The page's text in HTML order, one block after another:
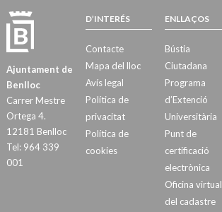
Ajuntament de
Benlloc
Carrer Mestre
Ortega 4.
12181 Benlloc
Tel: 964 339
001
D’INTERÉS
Contacte
Mapa del lloc
Avís legal
Política de
privacitat
Política de
cookies
ENLLAÇOS
Bústia
Ciutadana
Programa
d’Extenció
Universitària
Punt de
certificació
electrònica
Oficina virtual
del cadastre